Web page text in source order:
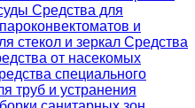
Средства для
и
стекол и зеркал Средства
от насекомых
специального
труб и устранения